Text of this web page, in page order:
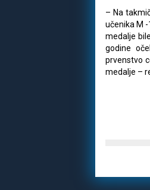
– Na
učenika M
medalje
godine
prvenstvo
medalje –